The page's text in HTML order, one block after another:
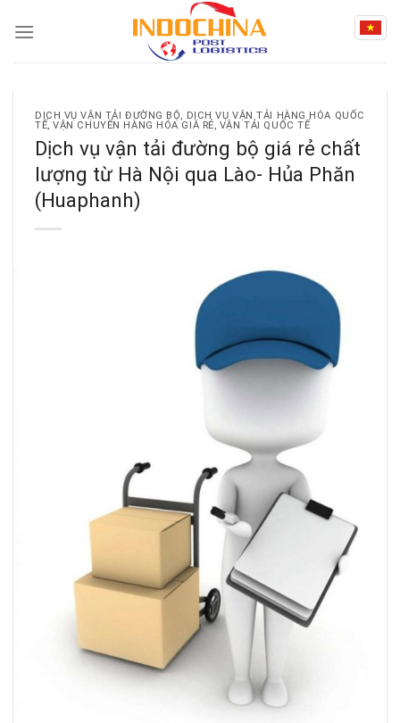
DỊCH VỤ VẬN TẢI ĐƯỜNG BỘ, DỊCH VỤ VẬN TẢI HÀNG HÓA QUỐC
TẾ,VẬN CHUYỂN HÀNG HÓA GIÁ RẺ, VẬN TẢI QUỐC TẾ
Dịch vụ vận tải đường bộ giá rẻ chất
lượng từ Hà Nội qua Lào- Hủa Phăn
(Huaphanh)